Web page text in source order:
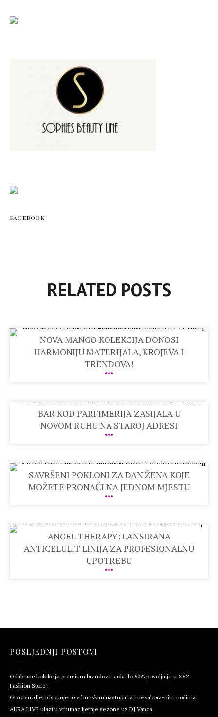
FACEBOOK
RELATED POSTS
NOVA MANGO KOLEKCIJA DONOSI
HARMONIJU MATERIJALA, KROJEVA I
TRENDOVA!
BAR KOD PARFIMERIJA ZASIJALA U
NOVOM RUHU NA STAROJ ADRESI
SAVRŠENI POKLONI ZA DAN ŽENA KOJE
MOŽETE PRONAĆI NA JEDNOM MJESTU
ANGEL THERAPY: LANSIRANA
ANTICELULIT LINIJA ZA PROFESIONALNU
UPOTREBU
POSLJEDNJI POSTOVI
Odabrane kolekcije premium brendova sada do 50% povoljnije u XYZ
Fashion Store!
Otvoreno ljeto ispunjeno vrhunskim nastupima i nezaboravnim noćima
AURA LIVE ulazi u vrhunac ljetnje sezone uz DJ Vanca